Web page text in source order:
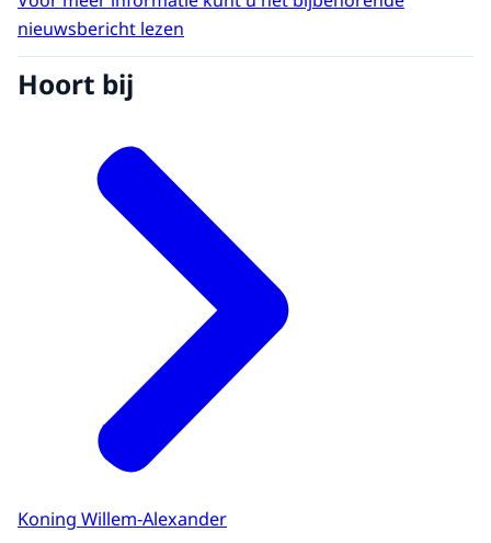
nieuwsbericht lezen
Hoort bij
Koning Willem-Alexander